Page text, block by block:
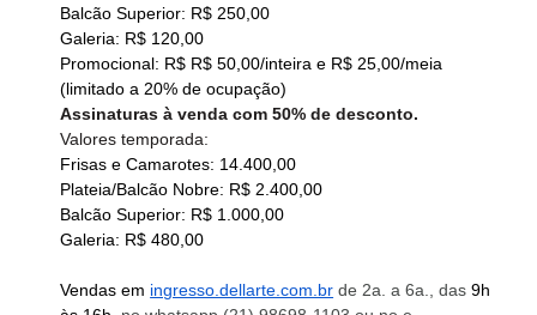
Balcão Superior: R$ 250,00
Galeria: R$ 120,00
Promocional: R$ R$ 50,00/inteira e R$ 25,00/meia
(limitado a 20% de ocupação)
Assinaturas à venda com 50% de desconto.
Valores temporada:
Frisas e Camarotes: 14.400,00
Plateia/Balcão Nobre: R$ 2.400,00
Balcão Superior: R$ 1.000,00
Galeria: R$ 480,00
Vendas em ingresso.dellarte.com.br de 2a. a 6a., das 9h